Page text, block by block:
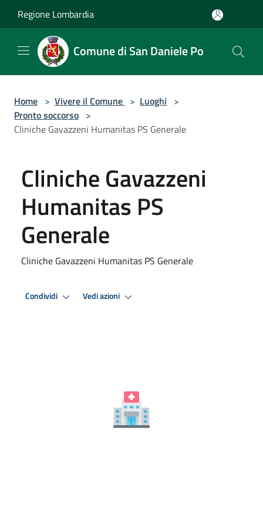
Regione Lombardia
Comune di San Daniele Po
Home > Vivere il Comune > Luoghi >
Pronto soccorso >
Cliniche Gavazzeni Humanitas PS Generale
Cliniche Gavazzeni
Humanitas PS
Generale
Cliniche Gavazzeni Humanitas PS Generale
Condividi Vedi azioni